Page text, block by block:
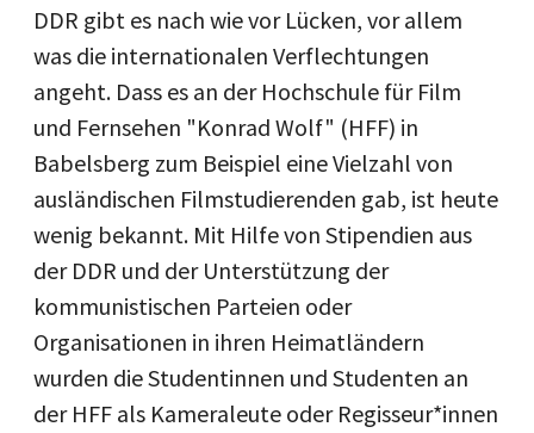
DDR gibt es nach wie vor Lücken, vor allem
was die internationalen Verflechtungen
angeht. Dass es an der Hochschule für Film
und Fernsehen "Konrad Wolf" (HFF) in
Babelsberg zum Beispiel eine Vielzahl von
ausländischen Filmstudierenden gab, ist heute
wenig bekannt. Mit Hilfe von Stipendien aus
der DDR und der Unterstützung der
kommunistischen Parteien oder
Organisationen in ihren Heimatländern
wurden die Studentinnen und Studenten an
der HFF als Kameraleute oder Regisseur*innen